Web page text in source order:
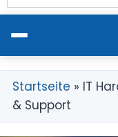
EDV-Betreuung
Startseite » IT
& Support